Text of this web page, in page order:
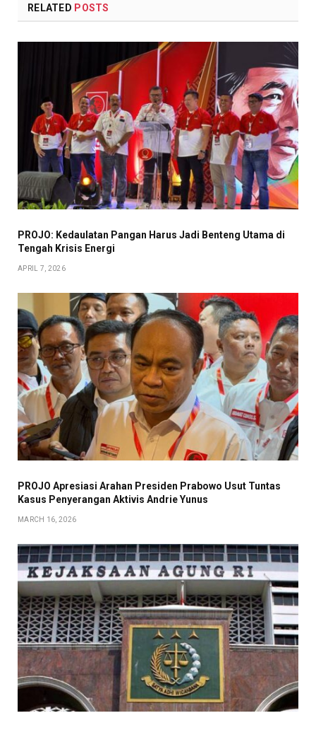
RELATED POSTS
PROJO: Kedaulatan Pangan Harus Jadi Benteng Utama di
Tengah Krisis Energi
APRIL 7, 2026
PROJO Apresiasi Arahan Presiden Prabowo Usut Tuntas
Kasus Penyerangan Aktivis Andrie Yunus
MARCH 16, 2026